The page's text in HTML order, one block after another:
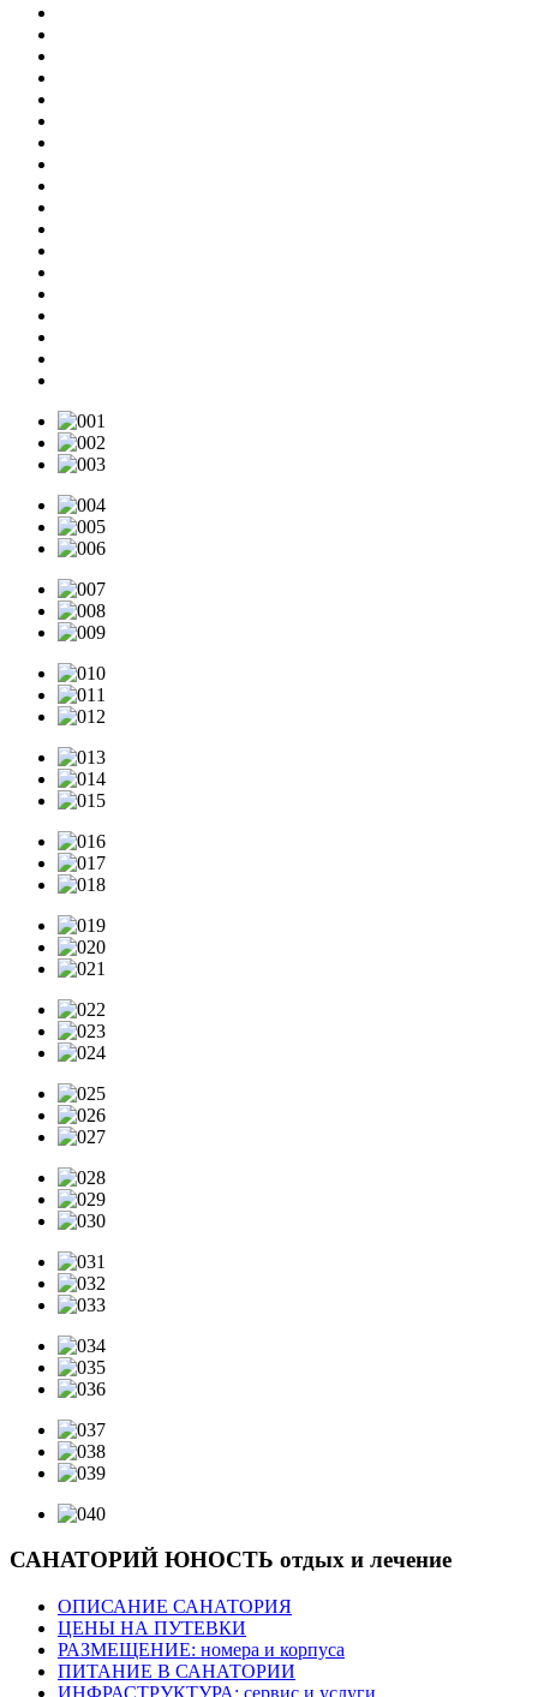
САНАТОРИЙ ЮНОСТЬ отдых и лечение
ОПИСАНИЕ САНАТОРИЯ
ЦЕНЫ НА ПУТЕВКИ
РАЗМЕЩЕНИЕ: номера и корпуса
ПИТАНИЕ В САНАТОРИИ
ИНФРАСТРУКТУРА: сервис и услуги